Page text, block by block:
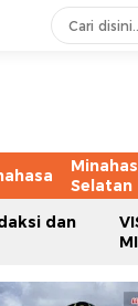
Selatan
dan